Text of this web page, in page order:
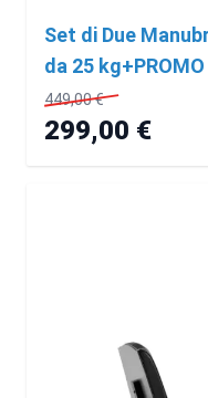
Set di Due
da 25 kg+PROMO
449,00 €
299,00 €